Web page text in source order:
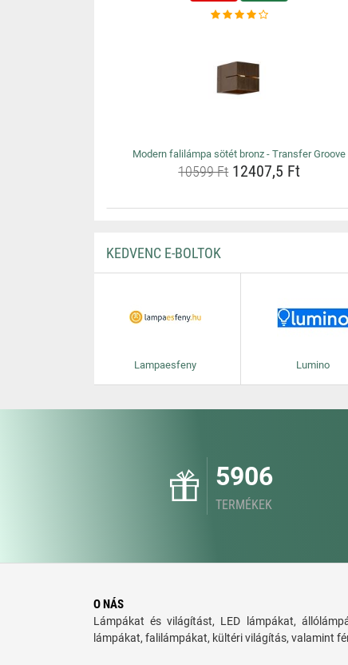
Modern falilámpa sötét bronz - Transfer Groove
10599 Ft12407,5 Ft
KEDVENC E-BOLTOK
Lampaesfeny Lumino
5906
TERMÉKEK
O NÁS
Lámpákat és világítást, LED lámpákat,
lámpákat, falilámpákat, kültéri világítás, valamint